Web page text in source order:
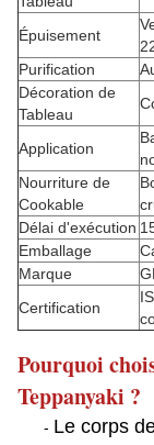
Épuisement
Purification
Décoration de
Tableau
Application
Nourriture de
Cookable
Délai d'exécution
Emballage
Marque
Certification
Pourquoi
Teppanyaki ?
- Le corps